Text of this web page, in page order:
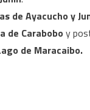
de Ayacucho y
de Carabobo y
de Maracaibo.